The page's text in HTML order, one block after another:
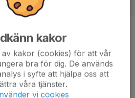
år
kakor
av kakor (cookies) för att vår
bra för dig. De används
i syfte att hjälpa oss att
våra tjänster.
vi cookies